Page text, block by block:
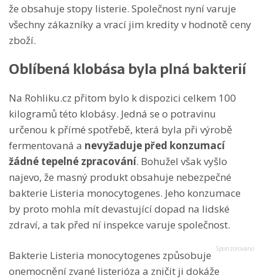
že obsahuje stopy listerie. Společnost nyní varuje
všechny zákazníky a vrací jim kredity v hodnotě ceny
zboží.
Oblíbená klobása byla plná bakterií
Na Rohliku.cz přitom bylo k dispozici celkem 100
kilogramů této klobásy. Jedná se o potravinu
určenou k přímé spotřebě, která byla při výrobě
fermentovaná a nevyžaduje před konzumací
žádné tepelné zpracování. Bohužel však vyšlo
najevo, že masný produkt obsahuje nebezpečné
bakterie Listeria monocytogenes. Jeho konzumace
by proto mohla mít devastující dopad na lidské
zdraví, a tak před ní inspekce varuje společnost.
Bakterie Listeria monocytogenes způsobuje
onemocnění zvané listerióza a zničit ji dokáže